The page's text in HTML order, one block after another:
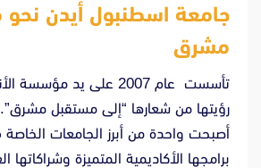
جامعة اسطنبول أيدن
مشرق
تأسست عام 2007 على يد
رؤيتها من شعارها “إلى مستقبل
أصبحت واحدة من أبرز الجامعات الخاصة
برامجها الأكاديمية المتميزة وشراكاتها